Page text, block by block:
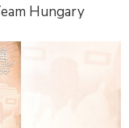
Hungary